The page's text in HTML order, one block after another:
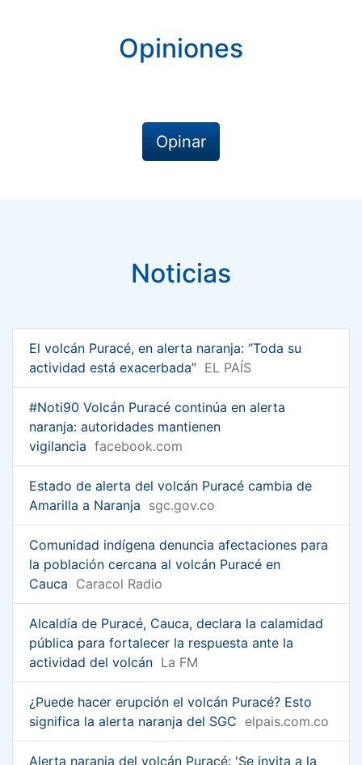
Opiniones
Opinar
Noticias
El volcán Puracé, en alerta naranja: “Toda su
actividad está exacerbada” EL PAÍS
#Noti90 Volcán Puracé continúa en alerta
naranja: autoridades mantienen
vigilancia facebook.com
Estado de alerta del volcán Puracé cambia de
Amarilla a Naranja sgc.gov.co
Comunidad indígena denuncia afectaciones para
la población cercana al volcán Puracé en
Cauca Caracol Radio
Alcaldía de Puracé, Cauca, declara la calamidad
pública para fortalecer la respuesta ante la
actividad del volcán La FM
¿Puede hacer erupción el volcán Puracé? Esto
significa la alerta naranja del SGC elpais.com.co
Alerta naranja del volcán Puracé: 'Se invita a la